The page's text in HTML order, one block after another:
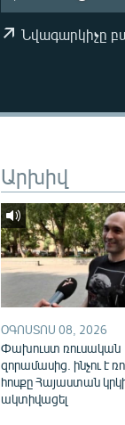
Նվագարկիչը
Արխիվ
ՕԳՈՍՏՈՍ 08, 2026
Փախուստ ռուսական
զորամասից. ինչու է
հոսքը Հայաստան
ակտիվացել